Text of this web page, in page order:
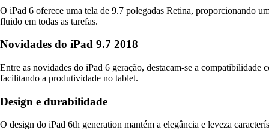
O iPad 6 oferece uma tela de 9.7 polegadas Retina, proporcionando
fluido em todas as tarefas.
Novidades do iPad 9.7 2018
Entre as novidades do iPad 6 geração, destacam-se a
facilitando a produtividade no tablet.
Design e durabilidade
O design do iPad 6th generation mantém a elegância e leveza